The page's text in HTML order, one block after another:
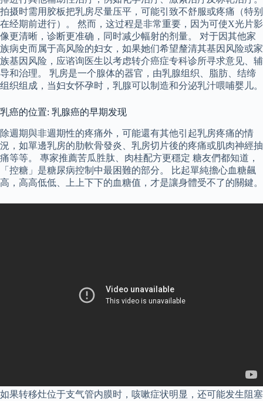
拍摄时需用胶板把乳房尽量压平，可能引致不舒服或疼痛（特别
在经期前进行）。 然而，这过程是非常重要，因为可使X光片影
像更清晰，诊断更准确，同时减少幅射的剂量。 对于因其他家
族病史而属于高风险的妇女，如果她们希望釐清其基因风险或家
族基因风险，应谘询医生以考虑转介癌症专科诊所寻求意见、辅
导和治理。 乳房是一个腺体的器官，由乳腺组织、脂肪、结缔
组织组成，当妇女怀孕时，乳腺可以制造和分泌乳汁喂哺婴儿。
乳癌的位置: 乳腺癌的早期发现
除週期與非週期性的疼痛外，可能還有其他引起乳房疼痛的情
況，如單邊乳房的肋軟骨發炎、乳房切片後的疼痛或肌肉神經抽
痛等等。 專家推薦苦瓜胜肽、肉桂配方更穩定 糖友們都知道，
「控糖」是糖尿病控制中最困難的部分。 比起單純擔心血糖飆
高，高高低低、上上下下的血糖值，才是讓身體受不了的關鍵。
如果转移灶位于支气管内膜时，咳嗽症状明显，还可能发生阻塞